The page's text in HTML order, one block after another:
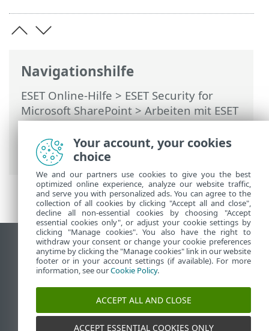
Navigationshilfe
ESET Online-Hilfe > ESET Security for
Microsoft SharePoint>Arbeiten mit ESET
Security for Microsoft SharePoint>
Einstellungen>Netzwerk>
Netzwerkschutz konfigurieren
Desktop-Site anzeigen
End of Life
ESET Knowledgebase
ESET-Forum
ESET Status Portal
Regionaler Support
Your account, your cookies
choice
We and our partners use cookies to give you the best
optimized online experience, analyze our website traffic,
and serve you with personalized ads. You can agree to the
collection of all cookies by clicking "Accept all and close",
decline all non-essential cookies by choosing "Accept
essential cookies only", or adjust your cookie settings by
clicking "Manage cookies". You also have the right to
withdraw your consent or change your cookie preferences
anytime by clicking the "Manage cookies" link in our website
footer or in your account settings (if available). For more
information, see ourCookie Policy.
ACCEPT ALL AND CLOSE
ACCEPT ESSENTIAL COOKIES ONLY